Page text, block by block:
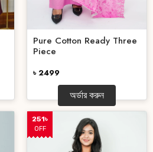
Pure Cotton Ready Three
Piece
৳ 2499
অর্ডার করুন
251৳
OFF